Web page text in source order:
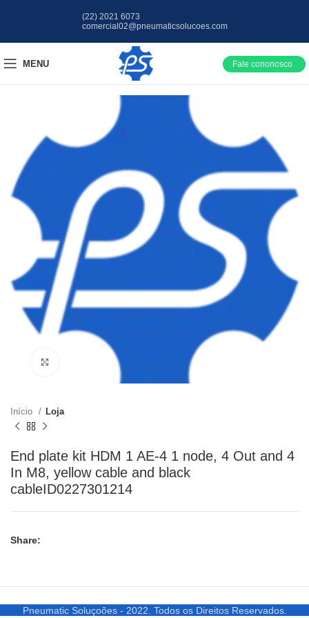
(22) 2021 6073
comercial02@pneumaticsolucoes.com
MENU Fale cononosco
Clique para ampliar
Início Loja
End plate kit HDM 1 AE-4 1 node, 4 Out and 4
In M8, yellow cable and black
cableID0227301214
Share:
Pneumatic Soluçoões - 2022. Todos os Direitos Reservados.